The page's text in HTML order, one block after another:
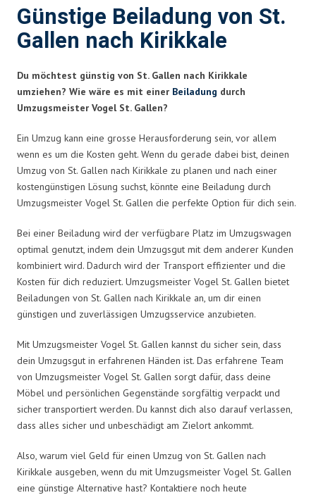
Günstige Beiladung von St.
Gallen nach Kirikkale
Du möchtest günstig von St. Gallen nach Kirikkale
umziehen? Wie wäre es mit einer Beiladung durch
Umzugsmeister Vogel St. Gallen?
Ein Umzug kann eine grosse Herausforderung sein, vor allem
wenn es um die Kosten geht. Wenn du gerade dabei bist, deinen
Umzug von St. Gallen nach Kirikkale zu planen und nach einer
kostengünstigen Lösung suchst, könnte eine Beiladung durch
Umzugsmeister Vogel St. Gallen die perfekte Option für dich sein.
Bei einer Beiladung wird der verfügbare Platz im Umzugswagen
optimal genutzt, indem dein Umzugsgut mit dem anderer Kunden
kombiniert wird. Dadurch wird der Transport effizienter und die
Kosten für dich reduziert. Umzugsmeister Vogel St. Gallen bietet
Beiladungen von St. Gallen nach Kirikkale an, um dir einen
günstigen und zuverlässigen Umzugsservice anzubieten.
Mit Umzugsmeister Vogel St. Gallen kannst du sicher sein, dass
dein Umzugsgut in erfahrenen Händen ist. Das erfahrene Team
von Umzugsmeister Vogel St. Gallen sorgt dafür, dass deine
Möbel und persönlichen Gegenstände sorgfältig verpackt und
sicher transportiert werden. Du kannst dich also darauf verlassen,
dass alles sicher und unbeschädigt am Zielort ankommt.
Also, warum viel Geld für einen Umzug von St. Gallen nach
Kirikkale ausgeben, wenn du mit Umzugsmeister Vogel St. Gallen
eine günstige Alternative hast? Kontaktiere noch heute